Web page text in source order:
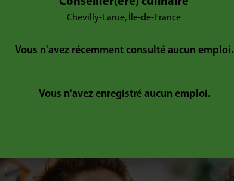
Chevilly-Larue, Île-de-France
Vous n'avez récemment consulté aucun emploi.
Vous n'avez enregistré aucun emploi.